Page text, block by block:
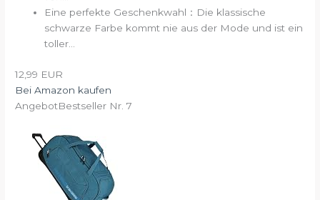
Eine perfekte Geschenkwahl：Die klassische
schwarze Farbe kommt nie aus der Mode und ist ein
toller...
12,99 EUR
Bei Amazon kaufen
AngebotBestseller Nr. 7